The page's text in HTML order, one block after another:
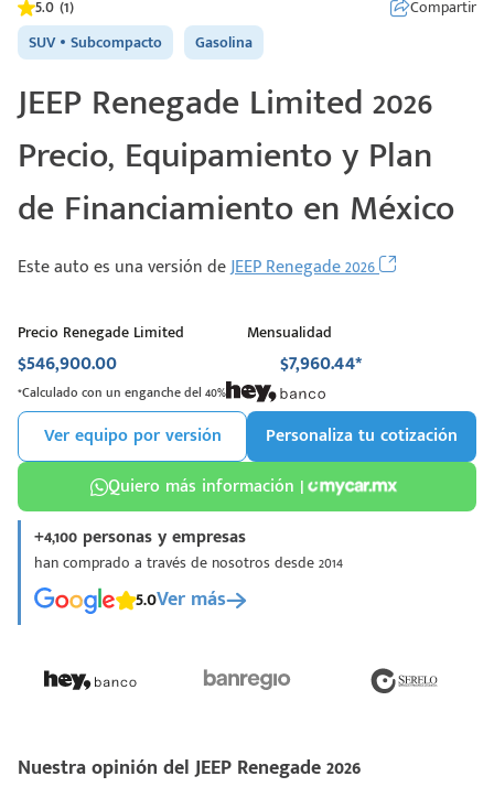
Compartir
5.0 (1)
SUV Subcompacto Gasolina
JEEP Renegade Limited 2026
Precio, Equipamiento y Plan
de Financiamiento en México
Este auto es una versión deJEEP Renegade 2026
Nuestra opinión del JEEP Renegade 2026
Precio Renegade Limited
$546,900.00
Mensualidad
$7,960.44*
*Calculado con un enganche del 40%
Ver equipo por versión
Personaliza tu cotización
Quiero más información |
+4,100 personas y empresas
han comprado a través de nosotros desde 2014
5.0Ver más